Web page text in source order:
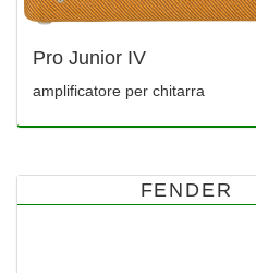
Pro Junior IV
amplificatore per chitarra
FENDER